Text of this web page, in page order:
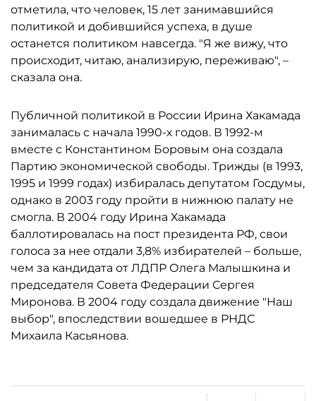
отметила, что человек, 15 лет занимавшийся
политикой и добившийся успеха, в душе
останется политиком навсегда. "Я же вижу, что
происходит, читаю, анализирую, переживаю", –
сказала она.
Публичной политикой в России Ирина Хакамада
занималась с начала 1990-х годов. В 1992-м
вместе с Константином Боровым она создала
Партию экономической свободы. Трижды (в 1993,
1995 и 1999 годах) избиралась депутатом Госдумы,
однако в 2003 году пройти в нижнюю палату не
смогла. В 2004 году Ирина Хакамада
баллотировалась на пост президента РФ, свои
голоса за нее отдали 3,8% избирателей – больше,
чем за кандидата от ЛДПР Олега Малышкина и
председателя Совета Федерации Сергея
Миронова. В 2004 году создала движение "Наш
выбор", впоследствии вошедшее в РНДС
Михаила Касьянова.